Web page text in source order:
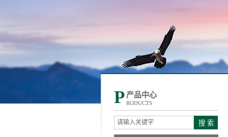
P 产品中心
RODUCTS